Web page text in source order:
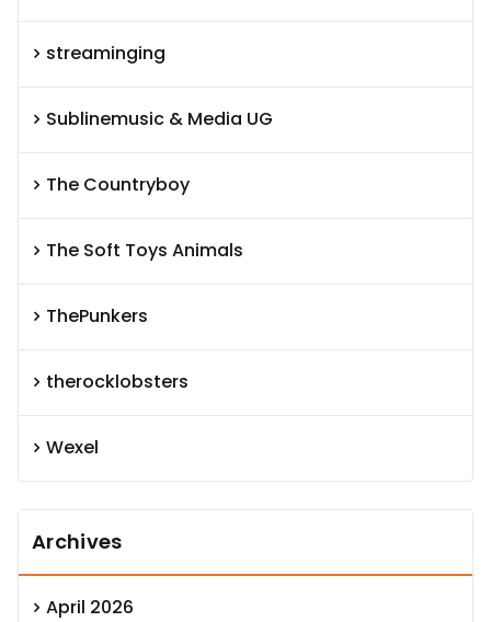
streaminging
Sublinemusic & Media UG
The Countryboy
The Soft Toys Animals
ThePunkers
therocklobsters
Wexel
Archives
April 2026